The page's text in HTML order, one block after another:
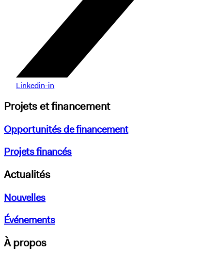
Linkedin-in
Projets et financement
Opportunités de financement
Projets financés
Actualités
Nouvelles
Événements
À propos